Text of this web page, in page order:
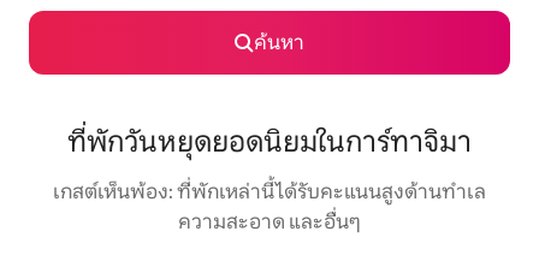
ค้นหา
ที่พักวันหยุดยอดนิยมในการ์ทาจิมา
เกสต์เห็นพ้อง: ที่พักเหล่านี้ได้รับคะแนนสูงด้านทำเล
ความสะอาด และอื่นๆ